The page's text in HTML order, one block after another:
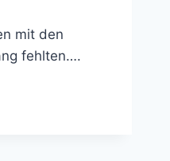
mit den
fehlten….